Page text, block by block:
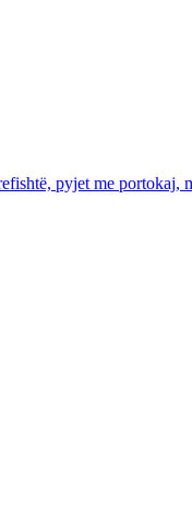
pyjet me portokaj,